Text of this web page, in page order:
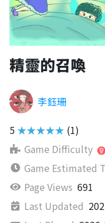
精靈的召喚
李鈺珊
5 ★★★★★ (1)
Game Difficulty
Game Estimated
Page Views 691
Last Updated